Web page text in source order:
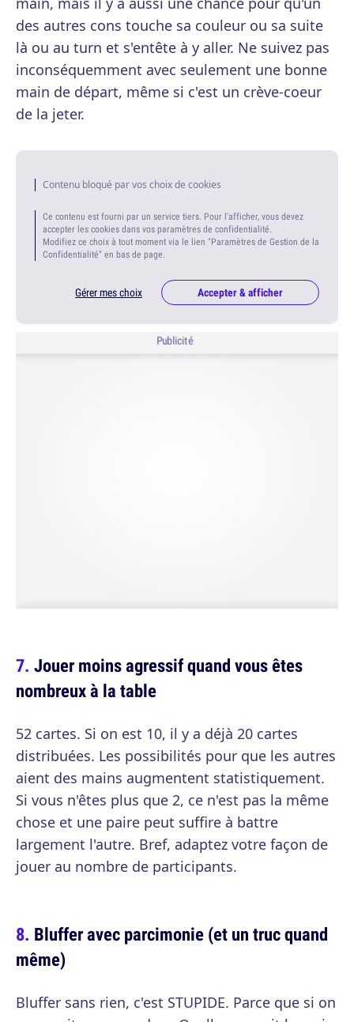
des autres cons touche sa couleur ou sa suite
là ou au turn et s'entête à y aller. Ne suivez pas
inconséquemment avec seulement une bonne
main de départ, même si c'est un crève-coeur
de la jeter.
Contenu bloqué par vos choix de cookies
Ce contenu est fourni par un service tiers. Pour l'afficher, vous devez
accepter les cookies dans vos paramètres de confidentialité.
Modifiez ce choix à tout moment via le lien "Paramètres de Gestion de la
Confidentialité" en bas de page.
Gérer mes choix Accepter & afficher
Publicité
Jouer moins agressif quand vous êtes
nombreux à la table
52 cartes. Si on est 10, il y a déjà 20 cartes
distribuées. Les possibilités pour que les autres
aient des mains augmentent statistiquement.
Si vous n'êtes plus que 2, ce n'est pas la même
chose et une paire peut suffire à battre
largement l'autre. Bref, adaptez votre façon de
jouer au nombre de participants.
Bluffer avec parcimonie (et un truc quand
même)
Bluffer sans rien, c'est STUPIDE. Parce que si on